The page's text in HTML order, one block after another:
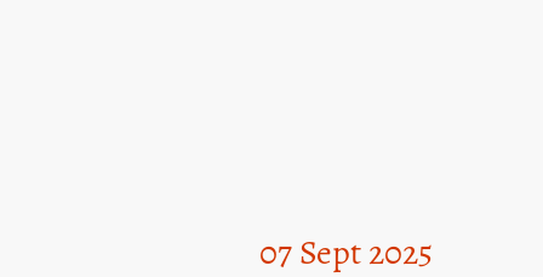
07 Sept 2025